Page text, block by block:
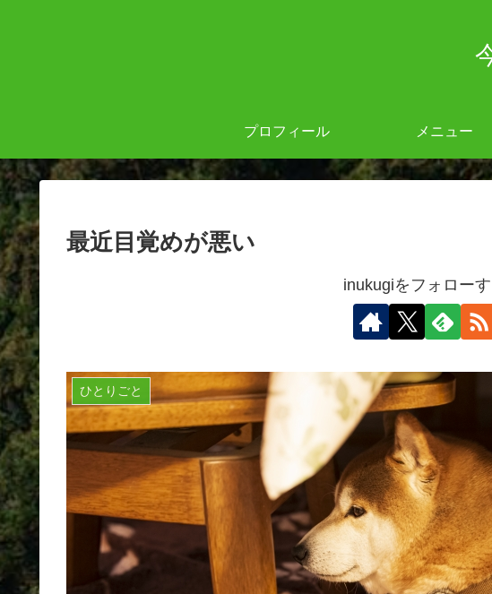
プロフィール メニュー
最近目覚めが悪い
inukugiをフォロー
ひとりごと